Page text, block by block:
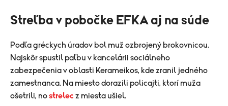
Streľba v pobočke EFKA aj na súde
Podľa gréckych úradov bol muž ozbrojený brokovnicou.
Najskôr spustil paľbu v kancelárii sociálneho
zabezpečenia v oblasti Kerameikos, kde zranil jedného
zamestnanca. Na miesto dorazili policajti, ktorí muža
ošetrili, nostrelec z miesta ušiel.